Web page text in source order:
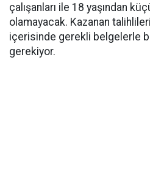
çalışanları ile 18 yaşından
olamayacak. Kazanan
içerisinde gerekli belgelerle
gerekiyor.